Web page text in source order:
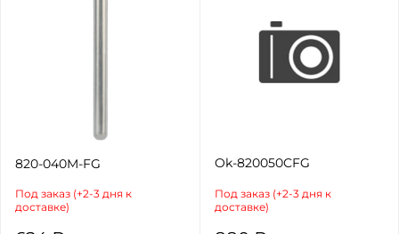
820-040M-FG
Под заказ (+2-3 дня к
доставке)
Ok-820050CFG
Под заказ (+2-3 дня к
доставке)